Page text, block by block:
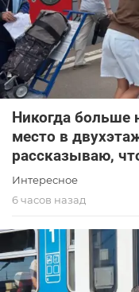
Никогда больше
место в
рассказываю,
Интересное
6 часов назад